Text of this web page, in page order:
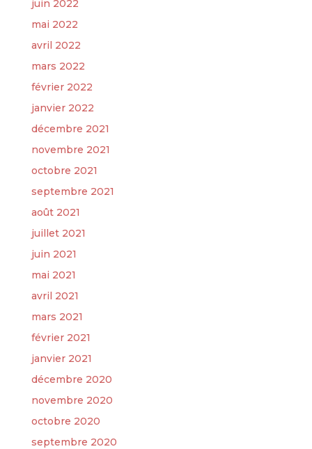
juin 2022
mai 2022
avril 2022
mars 2022
février 2022
janvier 2022
décembre 2021
novembre 2021
octobre 2021
septembre 2021
août 2021
juillet 2021
juin 2021
mai 2021
avril 2021
mars 2021
février 2021
janvier 2021
décembre 2020
novembre 2020
octobre 2020
septembre 2020